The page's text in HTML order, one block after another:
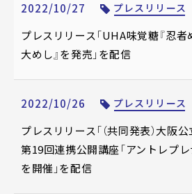
2022/10/27 プレスリリース
プレスリリース「UHA味覚糖『忍者
大めし』を発売」を配信
2022/10/26 プレスリリース
プレスリリース「（共同発表）大
第19回連携公開講座「アントレプ
を開催」を配信